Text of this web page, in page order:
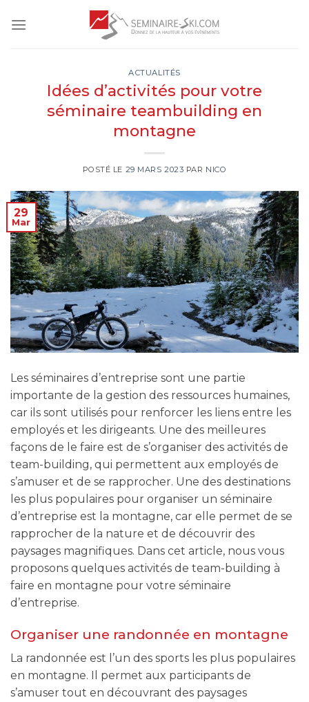
ACTUALITÉS
Idées d’activités pour votre
séminaire teambuilding en
montagne
POSTÉ LE 29 MARS 2023 PAR NICO
29
Mar
Les séminaires d’entreprise sont une partie
importante de la gestion des ressources humaines,
car ils sont utilisés pour renforcer les liens entre les
employés et les dirigeants. Une des meilleures
façons de le faire est de s’organiser des activités de
team-building, qui permettent aux employés de
s’amuser et de se rapprocher. Une des destinations
les plus populaires pour organiser un séminaire
d’entreprise est la montagne, car elle permet de se
rapprocher de la nature et de découvrir des
paysages magnifiques. Dans cet article, nous vous
proposons quelques activités de team-building à
faire en montagne pour votre séminaire
d’entreprise.
Organiser une randonnée en montagne
La randonnée est l’un des sports les plus populaires
en montagne. Il permet aux participants de
s’amuser tout en découvrant des paysages